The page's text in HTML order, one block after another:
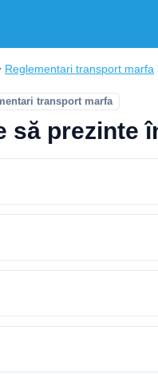
Reglementari transport marfa
transport marfa
să prezinte